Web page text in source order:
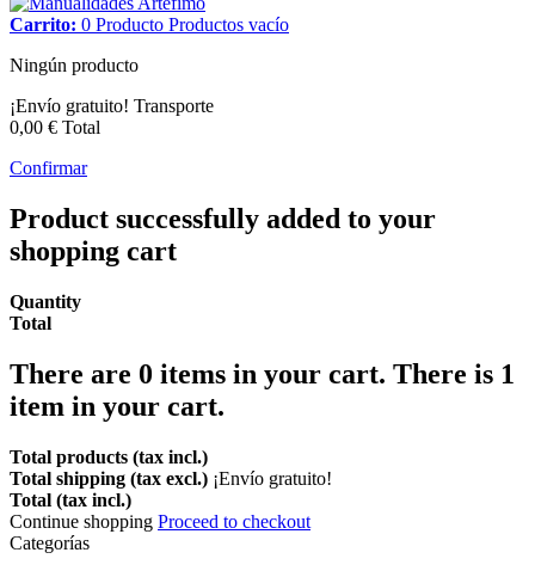
Carrito: 0 Producto Productos vacío
Ningún producto
¡Envío gratuito! Transporte
0,00 € Total
Confirmar
Product successfully added to your
shopping cart
Quantity
Total
There are 0 items in your cart. There is 1
item in your cart.
Total products (tax incl.)
Total shipping (tax excl.) ¡Envío gratuito!
Total (tax incl.)
Continue shopping Proceed to checkout
Categorías